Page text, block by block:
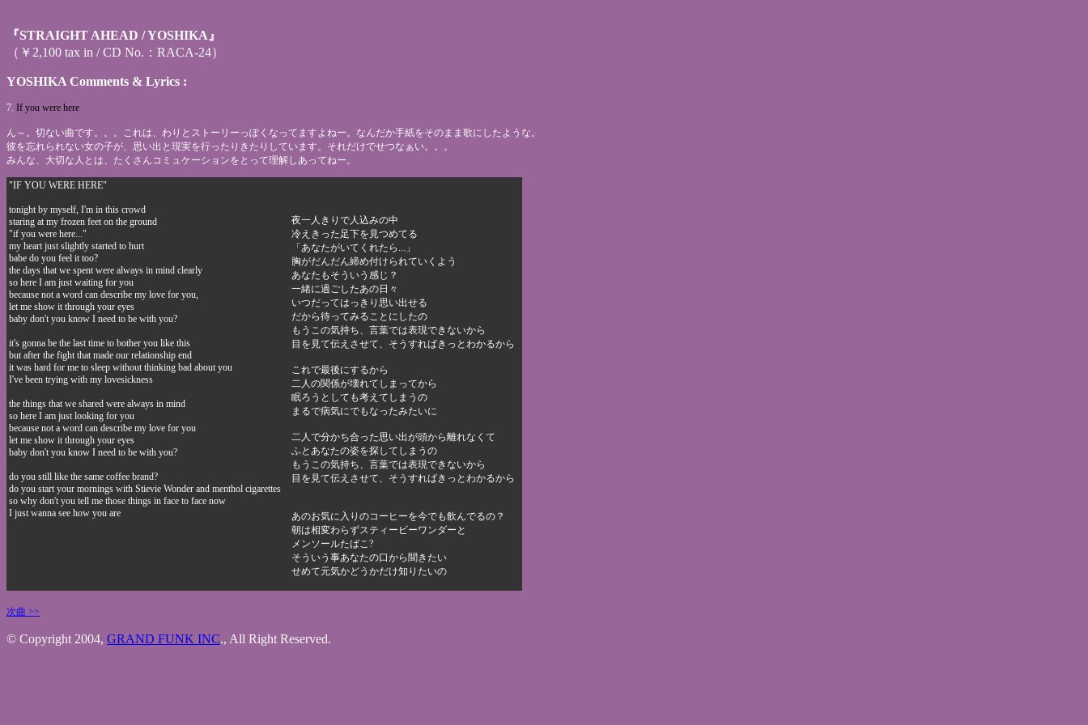
『STRAIGHT AHEAD / YOSHIKA』
（￥2,100 tax in / CD No.：RACA-24）
YOSHIKA Comments & Lyrics :
7. If you were here
ん～。切ない曲です。。。これは、わりとストーリーっぽくなってますよねー。なんだか手紙をそのまま歌にしたような。
彼を忘れられない女の子が、思い出と現実を行ったりきたりしています。それだけでせつなぁい。。。
みんな、大切な人とは、たくさんコミュケーションをとって理解しあってねー。
"IF YOU WERE HERE"
tonight by myself, I'm in this crowd
staring at my frozen feet on the ground
"if you were here..."
my heart just slightly started to hurt
babe do you feel it too?
the days that we spent were always in mind clearly
so here I am just waiting for you
because not a word can describe my love for you,
let me show it through your eyes
baby don't you know I need to be with you?
it's gonna be the last time to bother you like this
but after the fight that made our relationship end
it was hard for me to sleep without thinking bad about you
I've been trying with my lovesickness
the things that we shared were always in mind
so here I am just looking for you
because not a word can describe my love for you
let me show it through your eyes
baby don't you know I need to be with you?
do you still like the same coffee brand?
do you start your mornings with Stievie Wonder and menthol cigarettes
so why don't you tell me those things in face to face now
I just wanna see how you are
夜一人きりで人込みの中
冷えきった足下を見つめてる
「あなたがいてくれたら...」
胸がだんだん締め付けられていくよう
あなたもそういう感じ？
一緒に過ごしたあの日々
いつだってはっきり思い出せる
だから待ってみることにしたの
もうこの気持ち、言葉では表現できないから
目を見て伝えさせて、そうすればきっとわかるから
これで最後にするから
二人の関係が壊れてしまってから
眠ろうとしても考えてしまうの
まるで病気にでもなったみたいに
二人で分かち合った思い出が頭から離れなくて
ふとあなたの姿を探してしまうの
もうこの気持ち、言葉では表現できないから
目を見て伝えさせて、そうすればきっとわかるから
あのお気に入りのコーヒーを今でも飲んでるの？
朝は相変わらずスティービーワンダーと
メンソールたばこ?
そういう事あなたの口から聞きたい
せめて元気かどうかだけ知りたいの
次曲 >>
© Copyright 2004, GRAND FUNK INC., All Right Reserved.